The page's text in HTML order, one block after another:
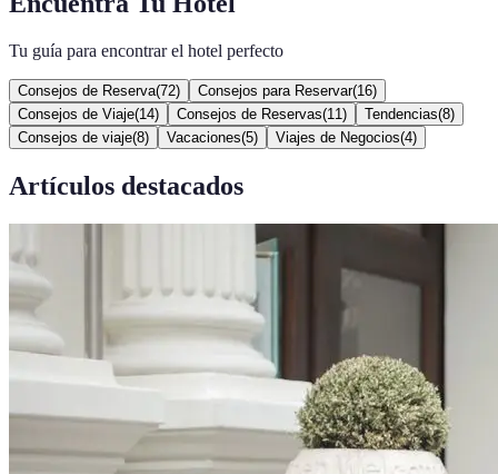
Tu guía para encontrar el hotel perfecto
Consejos de Reserva(72) Consejos para Reservar(16)
Consejos de Viaje(14) Consejos de Reservas(11 ) Tendencias(8)
Consejos de viaje(8) Vacaciones(5) Viajes de Negocios(4)
Artículos destacados